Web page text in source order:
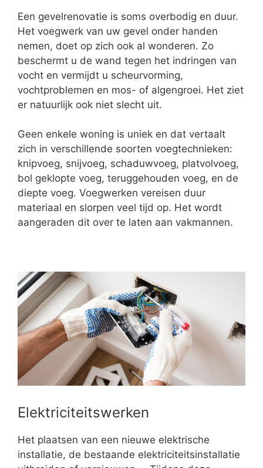
Een gevelrenovatie is soms overbodig en duur.
Het voegwerk van uw gevel onder handen
nemen, doet op zich ook al wonderen. Zo
beschermt u de wand tegen het indringen van
vocht en vermijdt u scheurvorming,
vochtproblemen en mos- of algengroei. Het ziet
er natuurlijk ook niet slecht uit.
Geen enkele woning is uniek en dat vertaalt
zich in verschillende soorten voegtechnieken:
knipvoeg, snijvoeg, schaduwvoeg, platvolvoeg,
bol geklopte voeg, teruggehouden voeg, en de
diepte voeg. Voegwerken vereisen duur
materiaal en slorpen veel tijd op. Het wordt
aangeraden dit over te laten aan vakmannen.
Elektriciteitswerken
Het plaatsen van een nieuwe elektrische
installatie, de bestaande elektriciteitsinstallatie